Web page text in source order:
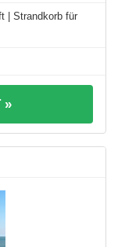
| Strandkorb für
»